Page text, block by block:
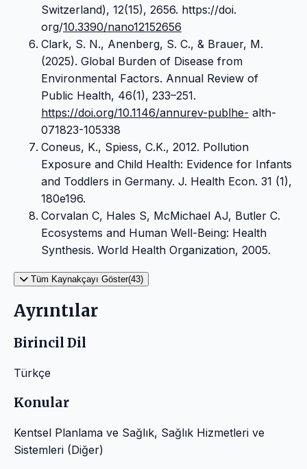
Switzerland), 12(15), 2656. https://doi.
org/10.3390/nano12152656
Clark, S. N., Anenberg, S. C., & Brauer, M.
(2025). Global Burden of Disease from
Environmental Factors. Annual Review of
Public Health, 46(1), 233–251.
https://doi.org/10.1146/annurev-publhe- alth-
071823-105338
Coneus, K., Spiess, C.K., 2012. Pollution
Exposure and Child Health: Evidence for Infants
and Toddlers in Germany. J. Health Econ. 31 (1),
180e196.
Corvalan C, Hales S, McMichael AJ, Butler C.
Ecosystems and Human Well-Being: Health
Synthesis. World Health Organization, 2005.
Tüm Kaynakçayı Göster(43)
Ayrıntılar
Birincil Dil
Türkçe
Konular
Kentsel Planlama ve Sağlık, Sağlık Hizmetleri ve
Sistemleri (Diğer)